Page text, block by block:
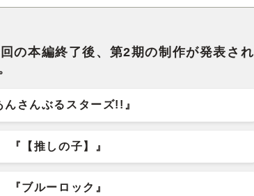
の本編終了後、第2期の制作が発表され
んさんぶるスターズ!!』
『【推しの子】』
『ブルーロック』